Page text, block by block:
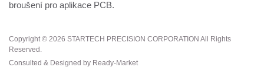
broušení pro aplikace PCB.
Copyright © 2026 STARTECH PRECISION CORPORATION All Rights
Reserved.
Consulted & Designed by Ready-Market